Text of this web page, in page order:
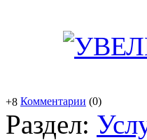
+8 Комментарии (0)
Раздел: